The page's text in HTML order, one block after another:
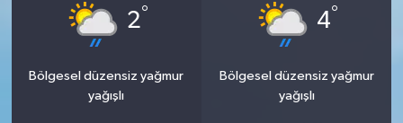
2°
Bölgesel düzensiz yağmur
yağışlı
4°
Bölgesel düzensiz yağmur
yağışlı